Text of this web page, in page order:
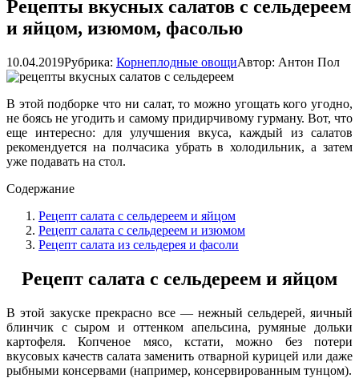
Рецепты вкусных салатов с сельдереем
и яйцом, изюмом, фасолью
10.04.2019Рубрика: Корнеплодные овощиАвтор: Антон Пол
В этой подборке что ни салат, то можно угощать кого угодно,
не боясь не угодить и самому придирчивому гурману. Вот, что
еще интересно: для улучшения вкуса, каждый из салатов
рекомендуется на полчасика убрать в холодильник, а затем
уже подавать на стол.
Содержание
Рецепт салата с сельдереем и яйцом
Рецепт салата с сельдереем и изюмом
Рецепт салата из сельдерея и фасоли
Рецепт салата с сельдереем и яйцом
В этой закуске прекрасно все — нежный сельдерей, яичный
блинчик с сыром и оттенком апельсина, румяные дольки
картофеля. Копченое мясо, кстати, можно без потери
вкусовых качеств салата заменить отварной курицей или даже
рыбными консервами (например, консервированным тунцом).